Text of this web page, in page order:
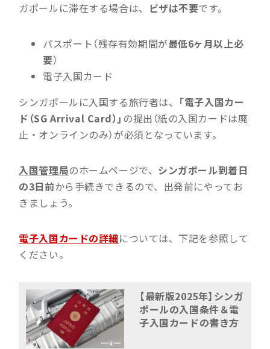
ガポールに滞在する場合は、 ビザは不要です。
パスポート（残存有効期間が最低6ヶ月以上必
要）
電子入国カード
シンガポールに入国する旅行者は、 「電子入国カー
ド（SG Arrival Card）」 の提出（紙の入国カードは廃
止・オンラインのみ）が必須となっています。
入国管理局のホームページで、 シンガポール到着日
の3日前から手続きできるので、出発前にやってお
きましょう。
電子入国カードの詳細については、下記を参照して
ください。
【最新版2025年】シンガ
ポールの入国条件＆電
子入国カードの書き方